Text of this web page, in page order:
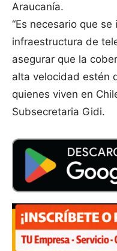
Araucanía.
“Es necesario que
infraestructura de
asegurar que la
alta velocidad estén
quienes viven en
Subsecretaria Gidi.